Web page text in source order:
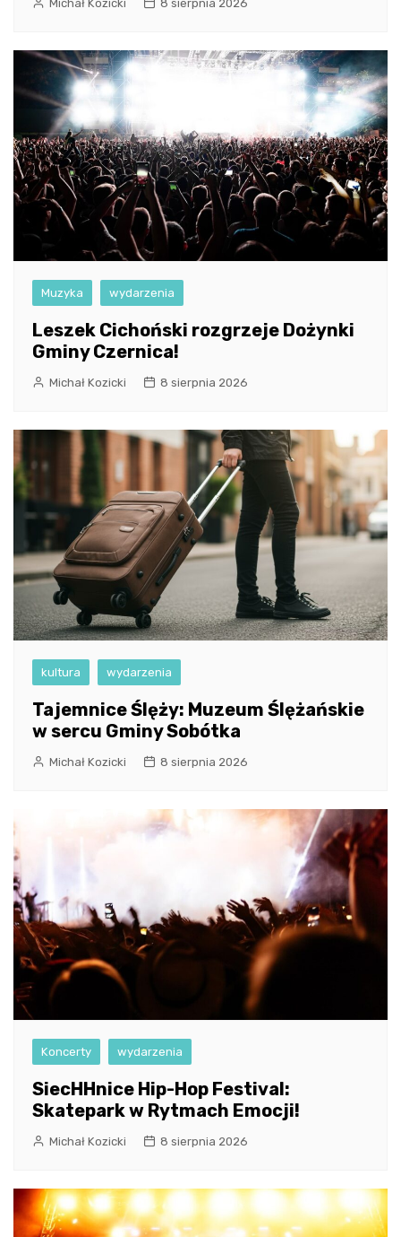
Michał Kozicki 8 sierpnia 2026
Muzyka wydarzenia
Leszek Cichoński rozgrzeje Dożynki
Gminy Czernica!
Michał Kozicki 8 sierpnia 2026
kultura wydarzenia
Tajemnice Ślęży: Muzeum Ślężańskie
w sercu Gminy Sobótka
Michał Kozicki 8 sierpnia 2026
Koncerty wydarzenia
SiecHHnice Hip-Hop Festival:
Skatepark w Rytmach Emocji!
Michał Kozicki 8 sierpnia 2026